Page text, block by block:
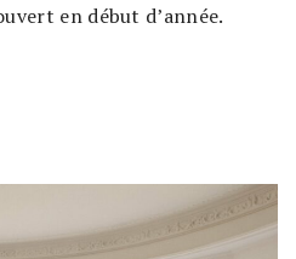
en début d’année.